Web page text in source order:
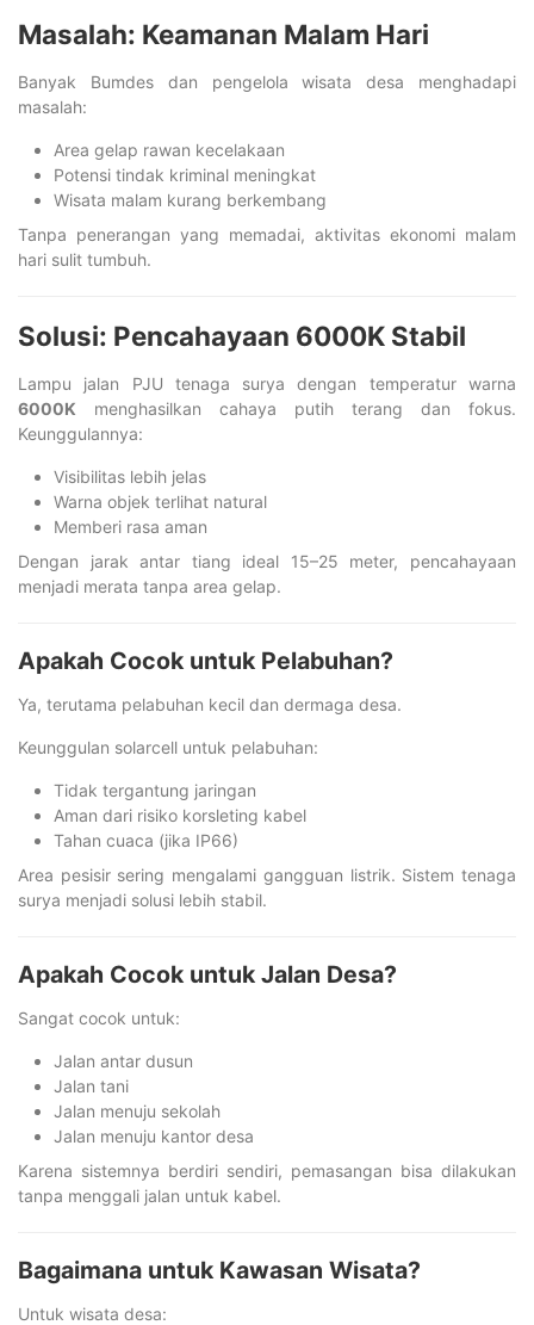
Masalah: Keamanan Malam Hari
Banyak Bumdes dan pengelola wisata desa menghadapi
masalah:
Area gelap rawan kecelakaan
Potensi tindak kriminal meningkat
Wisata malam kurang berkembang
Tanpa penerangan yang memadai, aktivitas ekonomi malam
hari sulit tumbuh.
Solusi: Pencahayaan 6000K Stabil
Lampu jalan PJU tenaga surya dengan temperatur warna
6000K menghasilkan cahaya putih terang dan fokus.
Keunggulannya:
Visibilitas lebih jelas
Warna objek terlihat natural
Memberi rasa aman
Dengan jarak antar tiang ideal 15–25 meter, pencahayaan
menjadi merata tanpa area gelap.
Apakah Cocok untuk Pelabuhan?
Ya, terutama pelabuhan kecil dan dermaga desa.
Keunggulan solarcell untuk pelabuhan:
Tidak tergantung jaringan
Aman dari risiko korsleting kabel
Tahan cuaca (jika IP66)
Area pesisir sering mengalami gangguan listrik. Sistem tenaga
surya menjadi solusi lebih stabil.
Apakah Cocok untuk Jalan Desa?
Sangat cocok untuk:
Jalan antar dusun
Jalan tani
Jalan menuju sekolah
Jalan menuju kantor desa
Karena sistemnya berdiri sendiri, pemasangan bisa dilakukan
tanpa menggali jalan untuk kabel.
Bagaimana untuk Kawasan Wisata?
Untuk wisata desa: